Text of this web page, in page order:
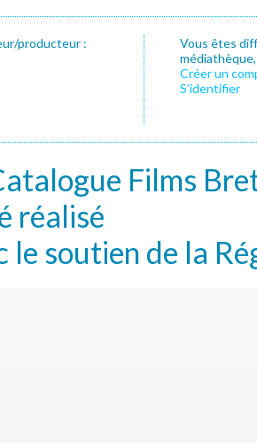
producteur :
Vous êtes
Créer un
S’identifier
Films
réalisé
le soutien de la